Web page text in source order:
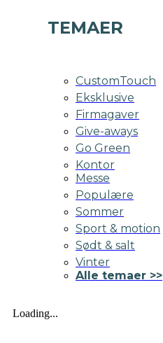
TEMAER
CustomTouch
Eksklusive
Firmagaver
Give-aways
Go Green
Kontor
Messe
Populære
Sommer
Sport & motion
Sødt & salt
Vinter
Alle temaer >>
Loading...